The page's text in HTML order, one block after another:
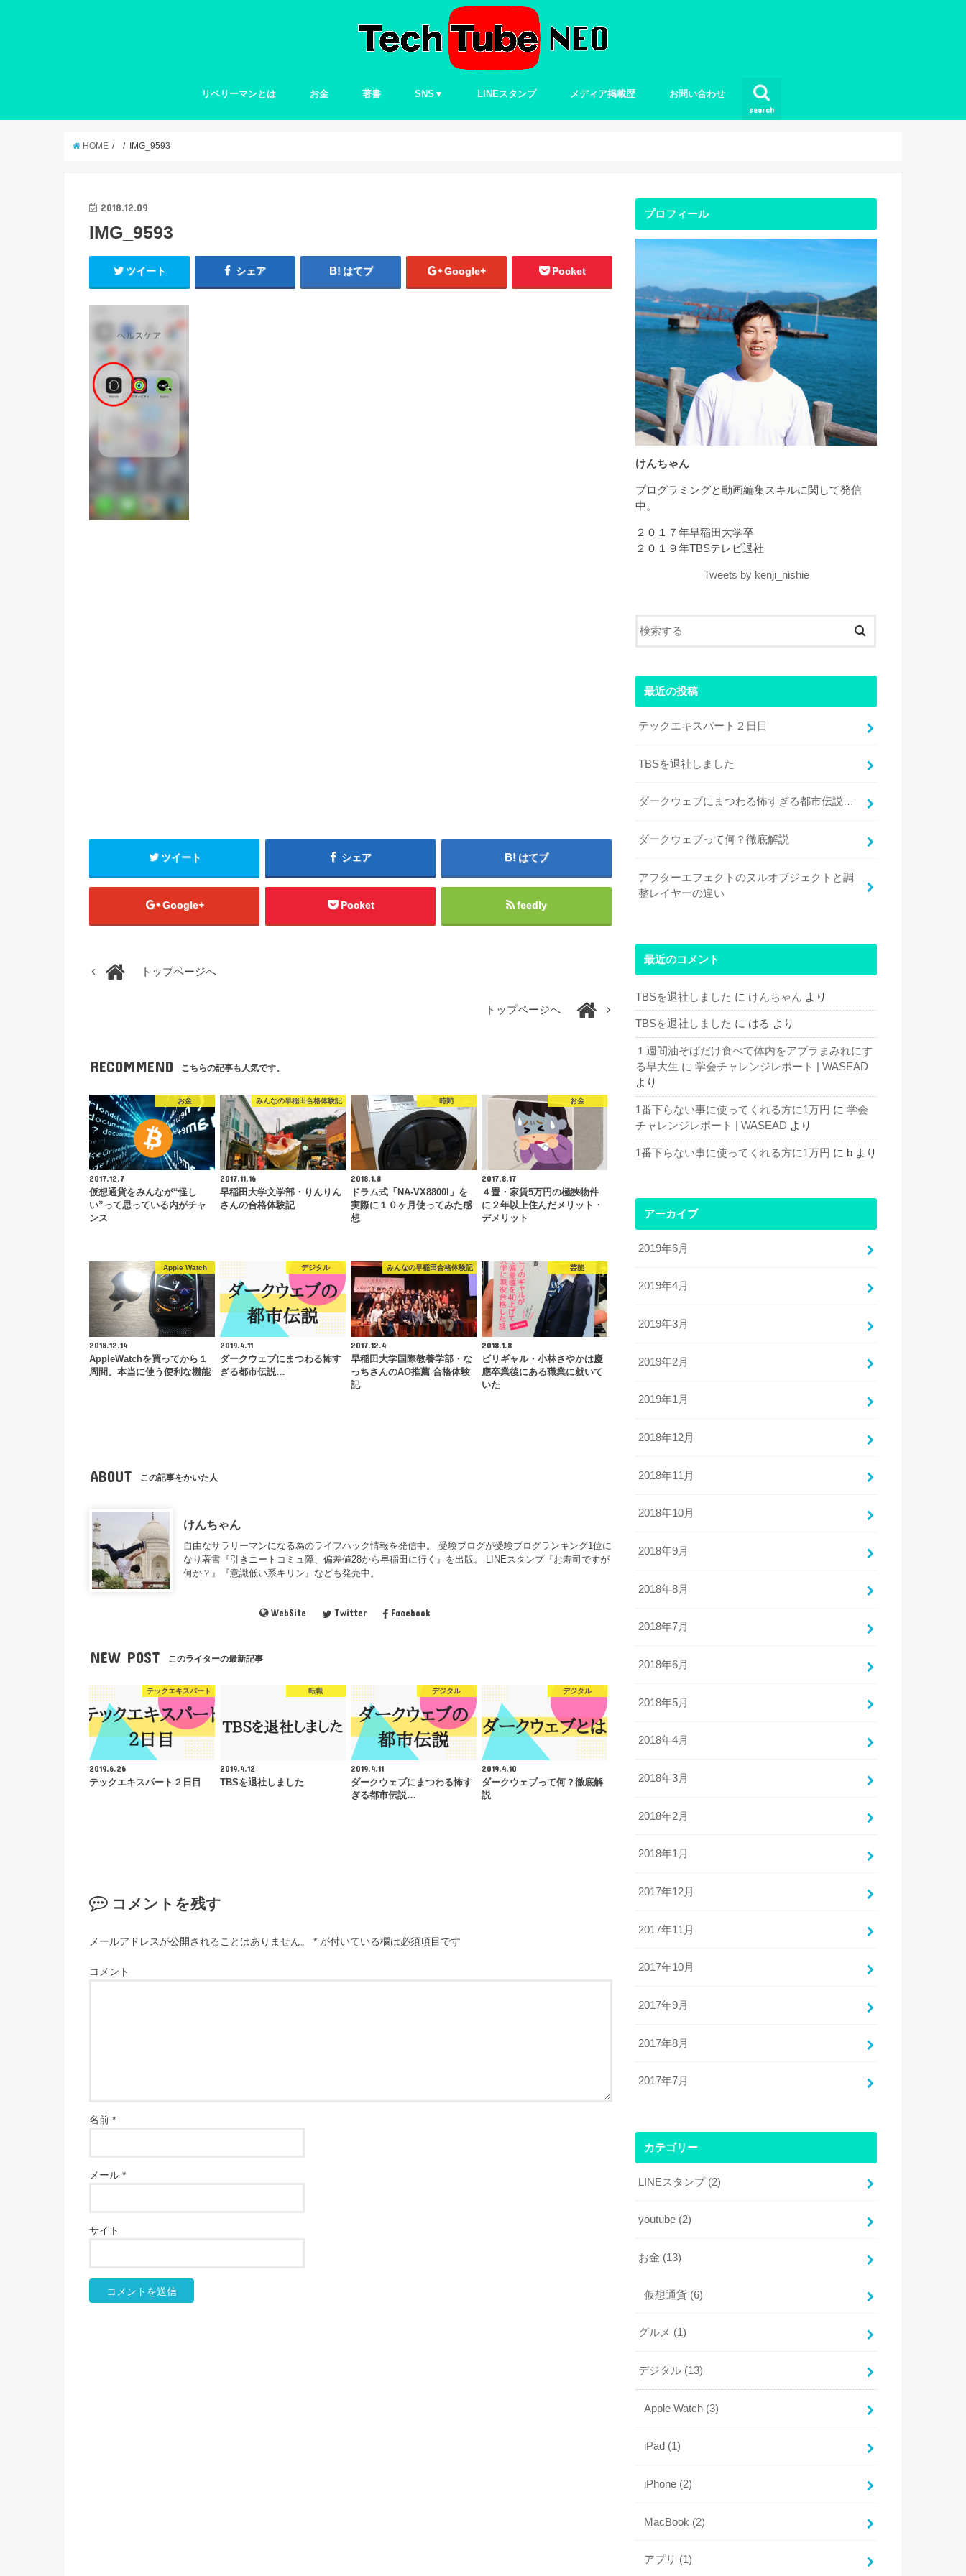
search
リベリーマンとは お金 著書 SNS▼
Twitter
LINEスタンプ メディア掲載歴 お問い合わせ
HOME IMG_9593
2018.12.09
IMG_9593
ツイート シェア はてブ Google+ Pocket
ツイート シェア はてブ
Google+ Pocket feedly
トップページへ
トップページへ
RECOMMEND こちらの記事も人気です。
お金
2017.12.7
仮想通貨をみんなが“怪し
い”って思っている内がチャ
ンス
みんなの早稲田合格体験記
2017.11.16
早稲田大学文学部・りんりん
さんの合格体験記
時間
2018.1.8
ドラム式「NA-VX8800l」を
実際に１０ヶ月使ってみた感
想
お金
2017.8.17
４畳・家賃5万円の極狭物件
に２年以上住んだメリット・
デメリット
Apple Watch
2018.12.14
AppleWatchを買ってから１
周間。本当に使う便利な機能
デジタル
2019.4.11
ダークウェブにまつわる怖す
ぎる都市伝説…
みんなの早稲田合格体験記
2017.12.4
早稲田大学国際教養学部・な
っちさんのAO推薦 合格体験
記
芸能
2018.1.8
ビリギャル・小林さやかは慶
應卒業後にある職業に就いて
いた
ABOUT この記事をかいた人
けんちゃん
自由なサラリーマンになる為のライフハック情報を発信中。 受験ブログが受験ブログランキング1位に
なり著書『引きニートコミュ障、偏差値28から早稲田に行く』を出版。 LINEスタンプ『お寿司ですが
何か？』『意識低い系キリン』なども発売中。
WebSite Twitter Facebook
NEW POST このライターの最新記事
テックエキスパート
2019.6.26
テックエキスパート２日目
転職
2019.4.12
TBSを退社しました
デジタル
2019.4.11
ダークウェブにまつわる怖す
ぎる都市伝説…
デジタル
2019.4.10
ダークウェブって何？徹底解
説
コメントを残す
メールアドレスが公開されることはありません。 * が付いている欄は必須項目です
コメント
名前 *
メール *
サイト
プロフィール
けんちゃん
プログラミングと動画編集スキルに関して発信
中。
２０１７年早稲田大学卒
２０１９年TBSテレビ退社
Tweets by kenji_nishie
最近の投稿
テックエキスパート２日目
TBSを退社しました
ダークウェブにまつわる怖すぎる都市伝説…
ダークウェブって何？徹底解説
アフターエフェクトのヌルオブジェクトと調
整レイヤーの違い
最近のコメント
TBSを退社しました に けんちゃん より
TBSを退社しました に はる より
１週間油そばだけ食べて体内をアブラまみれにす
る早大生 に 学会チャレンジレポート | WASEAD
より
1番下らない事に使ってくれる方に1万円 に 学会
チャレンジレポート | WASEAD より
1番下らない事に使ってくれる方に1万円 に b より
アーカイブ
2019年6月
2019年4月
2019年3月
2019年2月
2019年1月
2018年12月
2018年11月
2018年10月
2018年9月
2018年8月
2018年7月
2018年6月
2018年5月
2018年4月
2018年3月
2018年2月
2018年1月
2017年12月
2017年11月
2017年10月
2017年9月
2017年8月
2017年7月
カテゴリー
LINEスタンプ (2)
youtube (2)
お金 (13)
仮想通貨 (6)
グルメ (1)
デジタル (13)
Apple Watch (3)
iPad (1)
iPhone (2)
MacBook (2)
アプリ (1)